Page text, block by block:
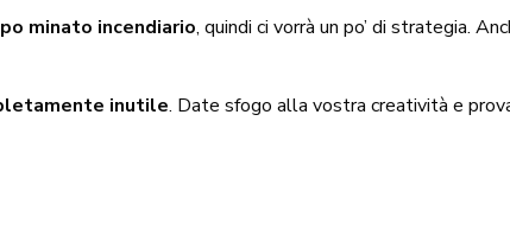
minato incendiario, quindi ci vorrà un po’ di strategia.
inutile. Date sfogo alla vostra creatività e